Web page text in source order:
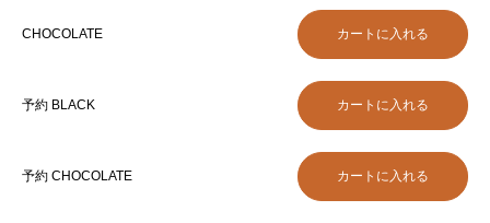
CHOCOLATE
予約 BLACK
予約 CHOCOLATE